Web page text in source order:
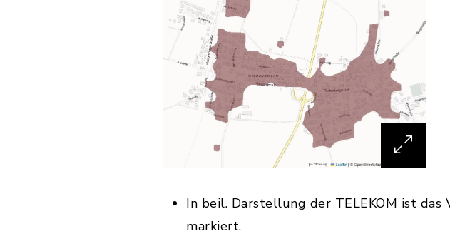
In beil. Darstellung der TELEKOM ist
markiert.